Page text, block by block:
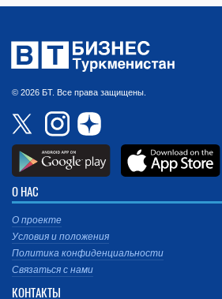
© 2026 БТ. Все права защищены.
О НАС
О проекте
Условия и положения
Политика конфиденциальности
Связаться с нами
КОНТАКТЫ